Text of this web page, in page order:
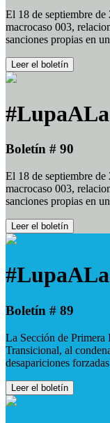
El 18 de septiembre
macrocaso 003,
sanciones propias en
Leer el boletín
Boletín # 90
El 18 de septiembre
macrocaso 003,
sanciones propias en
Leer el boletín
Boletín # 89
La Sección de Primera
Transicional, al
desapariciones
Leer el boletín